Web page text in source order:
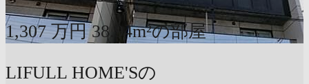
1,307 万円 38.94m²の部屋
LIFULL HOME'Sの